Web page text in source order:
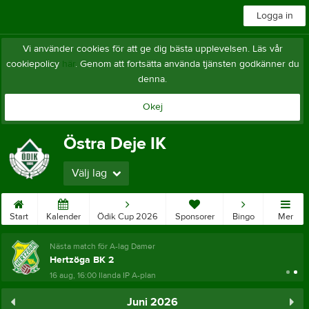
Logga in
Vi använder cookies för att ge dig bästa upplevelsen. Läs vår
cookiepolicy här. Genom att fortsätta använda tjänsten godkänner du
denna.
Okej
Östra Deje IK
Välj lag
Start Kalender Ödik Cup 2026 Sponsorer Bingo Mer
Nästa match för A-lag Damer
Hertzöga BK 2
16 aug, 16:00 Ilanda IP A-plan
Juni 2026